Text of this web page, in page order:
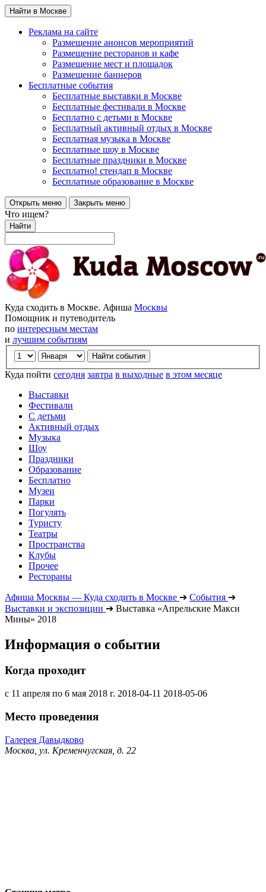
Найти в Москве
Реклама на сайте
Размещение анонсов мероприятий
Размещение ресторанов и кафе
Размещение мест и площадок
Размещение баннеров
Бесплатные события
Бесплатные выставки в Москве
Бесплатные фестивали в Москве
Бесплатно с детьми в Москве
Бесплатный активный отдых в Москве
Бесплатная музыка в Москве
Бесплатные шоу в Москве
Бесплатные праздники в Москве
Бесплатно! стендап в Москве
Бесплатные образование в Москве
Открыть меню Закрыть меню
Что ищем?
Найти
Куда сходить в Москве. Афиша Москвы
Помощник и путеводитель
по интересным местам
и лучшим событиям
Куда пойти сегодня завтра в выходные в этом месяце
Выставки
Фестивали
С детьми
Активный отдых
Музыка
Шоу
Праздники
Образование
Бесплатно
Музеи
Парки
Погулять
Туристу
Театры
Пространства
Клубы
Прочее
Рестораны
Афиша Москвы — Куда сходить в Москве ➔ События ➔
Выставки и экспозиции ➔ Выставка «Апрельские Макси
Мины» 2018
Информация о событии
Когда проходит
с 11 апреля по 6 мая 2018 г. 2018-04-11 2018-05-06
Место проведения
Галерея Давыдково
Москва, ул. Кременчугская, д. 22